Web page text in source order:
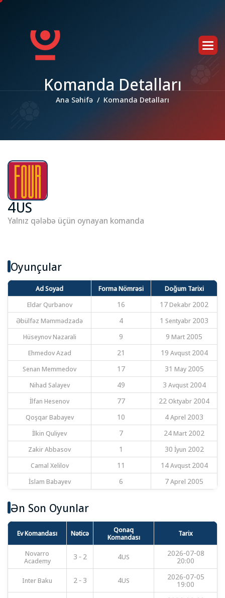
Komanda Detalları
Ana Səhifə Komanda Detalları
4US
Yalnız qələbə üçün oynayan komanda
Oyunçular
Ad Soyad Forma Nömrəsi
Doğum Tarixi
Eldar Qurbanov
16
17 Dekabr 2002
Əbülfəz Məmmədzadə
4
1 Sentyabr 2003
Hüseynov Nazarali
9
9 Mart 2005
Ehmedov Azad
21
19 Avqust 2004
Senan Memmedov
17
31 May 2005
Nihad Salayev
49
3 Avqust 2004
İlfan Hesenov
77
22 Oktyabr 2004
Qoşqar Babayev
10
4 Aprel 2003
İlkin Quliyev
7
24 Mart 2002
Zakir Abbasov
1
30 İyun 2002
Camal Xelilov
11
14 Avqust 2004
İslam Babayev
6 7 Aprel 2005
Ən Son Oyunlar
Ev Komandası Nəticə Qonaq
Komandası Tarix
Novarro
Academy 3 - 2 4US 2026-07-08
20:00
Inter Baku 2 - 3 4US 2026-07-05
19:00